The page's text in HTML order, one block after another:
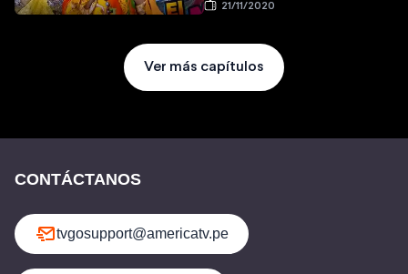
21/11/2020
Ver más capítulos
CONTÁCTANOS
tvgosupport@americatv.pe